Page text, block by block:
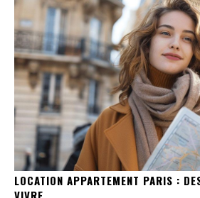
LOCATION APPARTEMENT PARIS :